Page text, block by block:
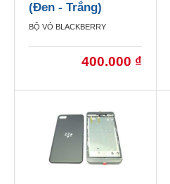
(Đen - Trắng)
BỘ VỎ BLACKBERRY
400.000 ₫